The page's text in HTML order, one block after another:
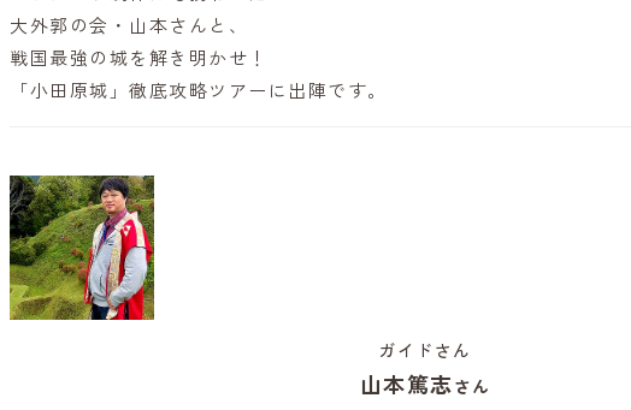
大外郭の会・山本さんと、
戦国最強の城を解き明かせ！
「小田原城」徹底攻略ツアーに出陣です。
ガイドさん
山本篤志さん